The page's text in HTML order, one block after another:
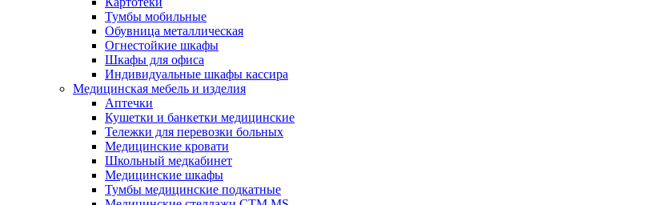
Тумбы мобильные
Обувница металлическая
Огнестойкие шкафы
Шкафы для офиса
Индивидуальные шкафы кассира
Медицинская мебель и изделия
Аптечки
Кушетки и банкетки медицинские
Тележки для перевозки больных
Медицинские кровати
Школьный медкабинет
Медицинские шкафы
Тумбы медицинские подкатные